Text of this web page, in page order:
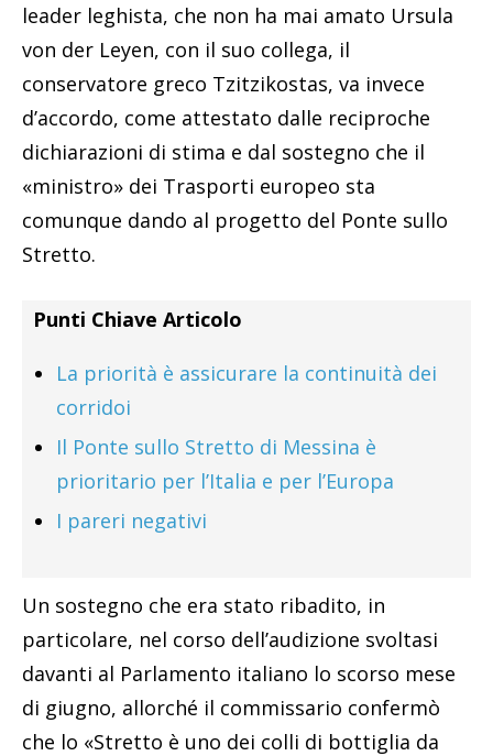
leader leghista, che non ha mai amato Ursula
von der Leyen, con il suo collega, il
conservatore greco Tzitzikostas, va invece
d’accordo, come attestato dalle reciproche
dichiarazioni di stima e dal sostegno che il
«ministro» dei Trasporti europeo sta
comunque dando al progetto del Ponte sullo
Stretto.
Punti Chiave Articolo
La priorità è assicurare la continuità dei
corridoi
Il Ponte sullo Stretto di Messina è
prioritario per l’Italia e per l’Europa
I pareri negativi
Un sostegno che era stato ribadito, in
particolare, nel corso dell’audizione svoltasi
davanti al Parlamento italiano lo scorso mese
di giugno, allorché il commissario confermò
che lo «Stretto è uno dei colli di bottiglia da